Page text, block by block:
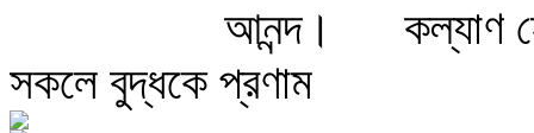
আনন্দ।
কল্যাণ
সকলে বুদ্ধকে প্রণাম